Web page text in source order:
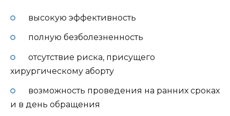
высокую эффективность
полную безболезненность
отсутствие риска, присущего
хирургическому аборту
возможность проведения на ранних сроках
и в день обращения